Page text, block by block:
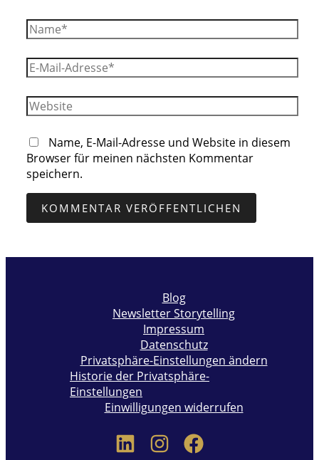
Name*
E-
Mail-
Adresse*
Website
Name, E-Mail-Adresse und Website in diesem
Browser für meinen nächsten Kommentar
speichern.
Blog
Newsletter Storytelling
Impressum
Datenschutz
Privatsphäre-Einstellungen ändern
Historie der Privatsphäre-
Einstellungen
Einwilligungen widerrufen